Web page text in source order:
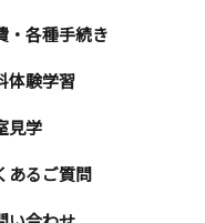
・各種手続き
体験学習
見学
あるご質問